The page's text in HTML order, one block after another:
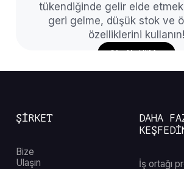
tükendiğinde gelir elde
geri gelme, düşük stok ve
özelliklerini kullanın!
Şimdi Yükle
ŞİRKET
Bize
Ulaşın
DAHA
İş ortağı